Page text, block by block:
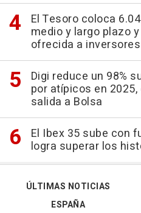
El Tesoro coloca
medio y largo plazo
ofrecida a inversores
Digi reduce un 98%
por atípicos en
salida a Bolsa
El Ibex 35 sube con
logra superar los
ÚLTIMAS NOTICIAS
ESPAÑA